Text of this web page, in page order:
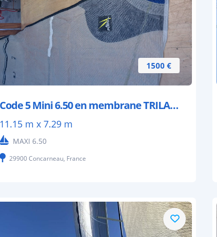
1500 €
Code 5 Mini 6.50 en membrane TRILAM 34 m²
11.15 m x 7.29 m
MAXI 6.50
29900 Concarneau, France